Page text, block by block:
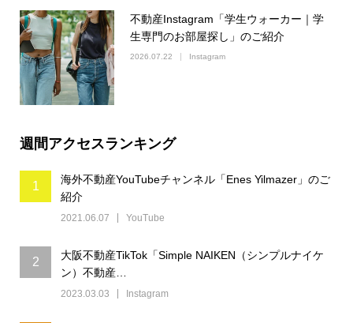
不動産Instagram「学生ウォーカー｜学
生専門のお部屋探し」のご紹介
2026.07.22 Instagram
週間アクセスランキング
1
海外不動産YouTubeチャンネル「Enes Yilmazer」のご
紹介
2021.06.07 YouTube
2
大阪不動産TikTok「Simple NAIKEN（シンプルナイケ
ン）不動産…
2023.03.03 Instagram